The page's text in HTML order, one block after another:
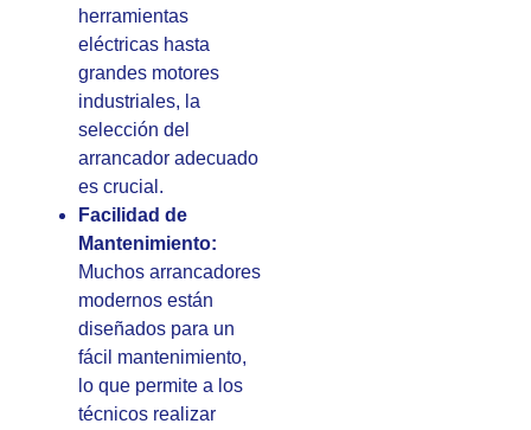
herramientas
eléctricas hasta
grandes motores
industriales, la
selección del
arrancador adecuado
es crucial.
Facilidad de
Mantenimiento:
Muchos arrancadores
modernos están
diseñados para un
fácil mantenimiento,
lo que permite a los
técnicos realizar